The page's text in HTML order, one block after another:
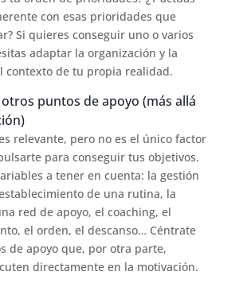
con esas prioridades que
Si quieres conseguir uno o varios
adaptar la organización y la
contexto de tu propia realidad.
puntos de apoyo (más allá
relevante, pero no es el único factor
para conseguir tus objetivos.
a tener en cuenta: la gestión
de una rutina, la
red de apoyo, el coaching, el
el orden, el descanso… Céntrate
de apoyo que, por otra parte,
directamente en la motivación.